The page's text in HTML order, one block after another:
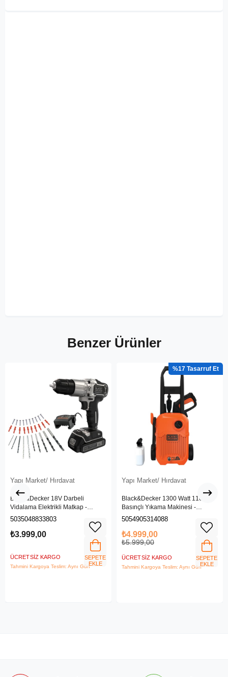
Benzer Ürünler
Yapı Market/ Hırdavat
Black&Decker 18V Darbeli
Vidalama Elektrikli Matkap -
BDCHD18SC1K-QW
5035048833803
₺3.999,00
ÜCRETSIZ KARGO
Tahmini Kargoya Teslim: Aynı Gün
SEPETE
EKLE
Yapı Market/ Hırdavat
Black&Decker 1300 Watt 110 Bar
Basınçlı Yıkama Makinesi -
(BEPW1300L-QS)
5054905314088
₺4.999,00
₺5.999,00
ÜCRETSIZ KARGO
Tahmini Kargoya Teslim: Aynı Gün
%17
SEPETE
EKLE